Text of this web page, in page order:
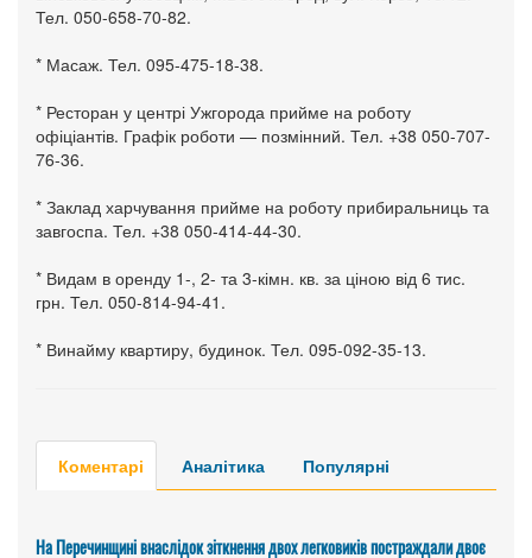
Тел. 050-658-70-82.
* Масаж. Тел. 095-475-18-38.
* Ресторан у центрі Ужгорода прийме на роботу
офіціантів. Графік роботи — позмінний. Тел. +38 050-707-
76-36.
* Заклад харчування прийме на роботу прибиральниць та
завгоспа. Тел. +38 050-414-44-30.
* Видам в оренду 1-, 2- та 3-кімн. кв. за ціною від 6 тис.
грн. Тел. 050-814-94-41.
* Винайму квартиру, будинок. Тел. 095-092-35-13.
Коментарі Аналітика Популярні
На Перечинщині внаслідок зіткнення двох легковиків постраждали двоє